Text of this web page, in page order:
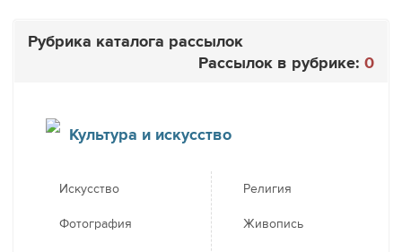
Рубрика каталога рассылок
Рассылок в рубрике: 0
Культура и искусство
Искусство
Фотография
Религия
Живопись